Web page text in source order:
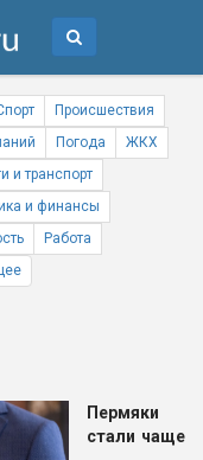
Происшествия
Погода
ЖКХ
и транспорт
и финансы
Работа
Пермяки
стали чаще